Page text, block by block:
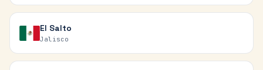
El Salto
Jalisco